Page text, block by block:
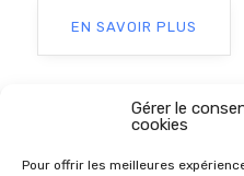
Gérer le
cookies
Pour offrir les meilleures
EN SAVOIR PLUS